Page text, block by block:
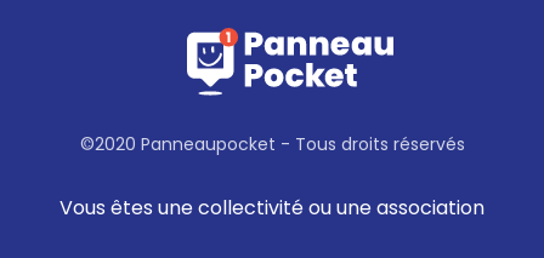
©2020 Panneaupocket - Tous droits réservés
Vous êtes une collectivité ou une association